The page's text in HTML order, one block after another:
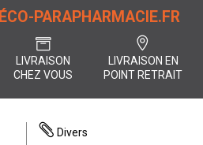
ÉCO-PARAPHARMACIE.FR
LIVRAISON
CHEZ VOUS
LIVRAISON EN
POINT RETRAIT
Divers